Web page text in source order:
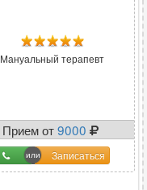
Мануальный терапевт
Прием от9000
Записаться